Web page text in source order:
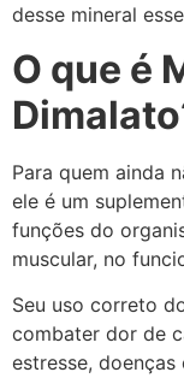
desse mineral
O que é
Para quem ainda
ele é um
funções do
muscular, no
Seu uso correto
combater dor de
estresse,